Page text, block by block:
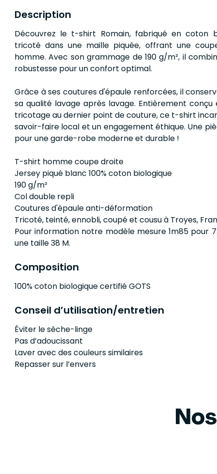
Description
Découvrez le t-shirt Romain, fabriqué en coton
tricoté dans une maille piquée, offrant une
homme. Avec son grammage de 190 g/m², il
robustesse pour un confort optimal.
Grâce à ses coutures d'épaule renforcées, il
sa qualité lavage après lavage. Entièrement conçu
tricotage au dernier point de couture, ce t-shirt
savoir-faire local et un engagement éthique. Une
pour une garde-robe moderne et durable !
T-shirt homme coupe droite
Jersey piqué blanc 100% coton biologique
190 g/m²
Col double repli
Coutures d'épaule anti-déformation
Tricoté, teinté, ennobli, coupé et cousu à Troyes,
Pour information notre modèle mesure 1m85 pour
une taille 38 M.
Composition
100% coton biologique certifié GOTS
Conseil d’utilisation/entretien
Éviter le sèche-linge
Pas d’adoucissant
Laver avec des couleurs similaires
Repasser sur l’envers